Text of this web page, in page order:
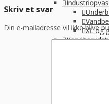
XL og
Skriv et svar
Din e-mailadresse vil ikke blive